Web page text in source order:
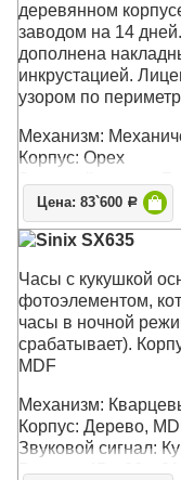
деревянном
заводом на 14
дополнена
инкрустацией.
узором по
Механизм:
Корпус: Орех
Размер: 68 х 29 х
Цена: 83`600 Р
Sinix SX635
Часы с кукушкой
фотоэлементом,
часы в ночной
срабатывает).
MDF
Механизм:
Корпус: Дерево,
Звуковой сигнал:
Размер: 45 x 36 x